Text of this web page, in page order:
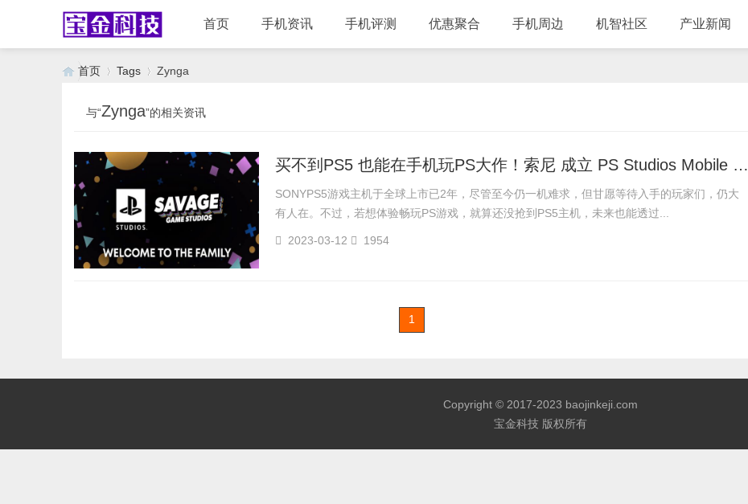
首页 手机资讯 手机评测 优惠聚合 手机周边 机智社区 产业新闻
首页 Tags Zynga
与“Zynga”的相关资讯
买不到PS5 也能在手机玩PS大作！索尼 成立 PS Studios Mobile 进军手游
SONYPS5游戏主机于全球上市已2年，尽管至今仍一机难求，但甘愿等待入手的玩家们，仍大
有人在。不过，若想体验畅玩PS游戏，就算还没抢到PS5主机，未来也能透过...
2023-03-12 1954
1
Copyright © 2017-2023 baojinkeji.com
宝金科技 版权所有